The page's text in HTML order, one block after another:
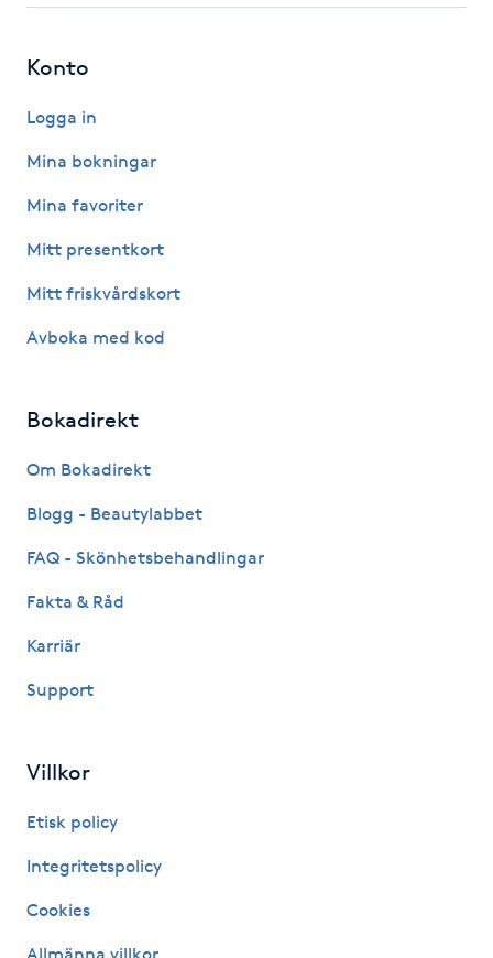
H
Hatha Yoga
Headspa
Herrklippning
Hollywood Peel
Hot Stone Massage
Hudföryngring
Hyaluronsyra
Hypnos
Konto
Logga in
Mina bokningar
Mina favoriter
Mitt presentkort
Mitt friskvårdskort
Avboka med kod
Bokadirekt
Om Bokadirekt
Blogg - Beautylabbet
FAQ - Skönhetsbehandlingar
Fakta & Råd
Karriär
Support
Villkor
Etisk policy
Integritetspolicy
Cookies